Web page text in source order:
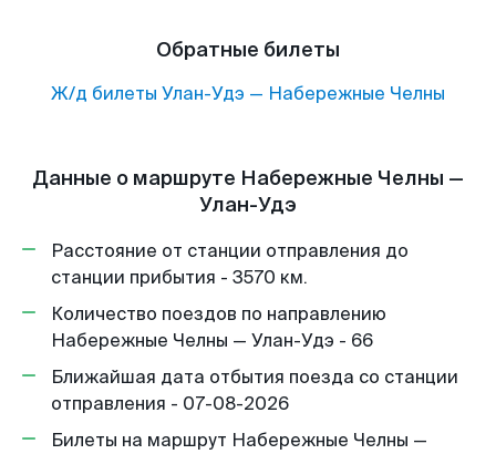
Обратные билеты
Ж/д билеты Улан-Удэ — Набережные Челны
Данные о маршруте Набережные Челны —
Улан-Удэ
Расстояние от станции отправления до
станции прибытия - 3570 км.
Количество поездов по направлению
Набережные Челны — Улан-Удэ - 66
Ближайшая дата отбытия поезда со станции
отправления - 07-08-2026
Билеты на маршрут Набережные Челны —